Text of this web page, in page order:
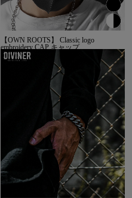
【OWN ROOTS】 Classic logo
embroidery CAP キャップ